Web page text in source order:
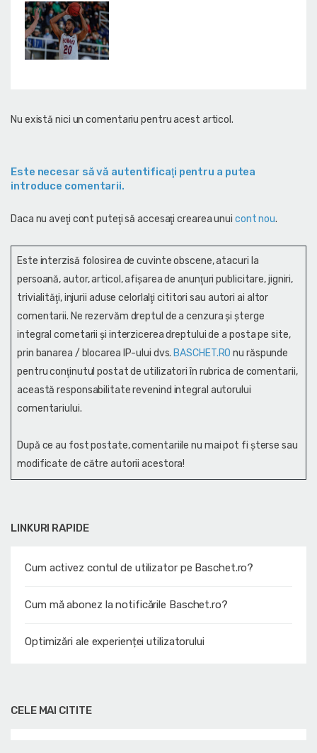
LINKURI RAPIDE
Cum activez contul de utilizator pe Baschet.ro?
Cum mă abonez la notificările Baschet.ro?
Optimizări ale experienței utilizatorului
Nu există nici un comentariu pentru acest articol.
Este necesar să vă autentificaţi pentru a putea
introduce comentarii.
Daca nu aveţi cont puteţi să accesaţi crearea unui cont nou.
Este interzisă folosirea de cuvinte obscene, atacuri la
persoană, autor, articol, afişarea de anunţuri publicitare, jigniri,
trivialităţi, injurii aduse celorlalţi cititori sau autori ai altor
comentarii. Ne rezervăm dreptul de a cenzura și şterge
integral cometarii și interzicerea dreptului de a posta pe site,
prin banarea / blocarea IP-ului dvs. BASCHET.RO nu răspunde
pentru conţinutul postat de utilizatori în rubrica de comentarii,
această responsabilitate revenind integral autorului
comentariului.
După ce au fost postate, comentariile nu mai pot fi șterse sau
modificate de către autorii acestora!
CELE MAI CITITE